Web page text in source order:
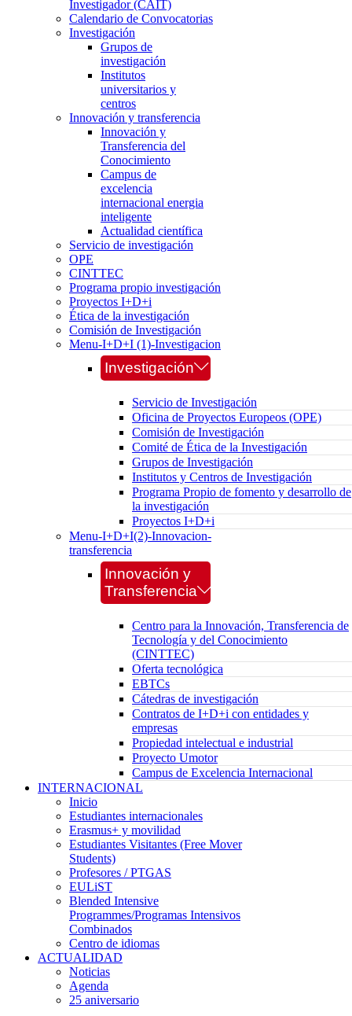
Investigador (CAIT)
Calendario de Convocatorias
Investigación
Grupos de
investigación
Institutos
universitarios y
centros
Innovación y transferencia
Innovación y
Transferencia del
Conocimiento
Campus de
excelencia
internacional energia
inteligente
Actualidad científica
Servicio de investigación
OPE
CINTTEC
Programa propio investigación
Proyectos I+D+i
Ética de la investigación
Comisión de Investigación
Menu-I+D+I (1)-Investigacion
Investigación
Servicio de Investigación
Oficina de Proyectos Europeos (OPE)
Comisión de Investigación
Comité de Ética de la Investigación
Grupos de Investigación
Institutos y Centros de Investigación
Programa Propio de fomento y desarrollo de
la investigación
Proyectos I+D+i
Menu-I+D+I(2)-Innovacion-
transferencia
Innovación y
Transferencia
Centro para la Innovación, Transferencia de
Tecnología y del Conocimiento
(CINTTEC)
Oferta tecnológica
EBTCs
Cátedras de investigación
Contratos de I+D+i con entidades y
empresas
Propiedad intelectual e industrial
Proyecto Umotor
Campus de Excelencia Internacional
INTERNACIONAL
Inicio
Estudiantes internacionales
Erasmus+ y movilidad
Estudiantes Visitantes (Free Mover
Students)
Profesores / PTGAS
EULiST
Blended Intensive
Programmes/Programas Intensivos
Combinados
Centro de idiomas
ACTUALIDAD
Noticias
Agenda
25 aniversario